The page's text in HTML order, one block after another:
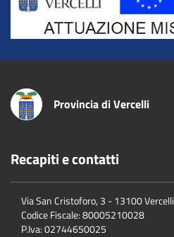
Provincia di Vercelli
Recapiti e contatti
Via San Cristoforo, 3 - 13100 Vercelli
Codice Fiscale:80005210028
P.Iva:02744650025